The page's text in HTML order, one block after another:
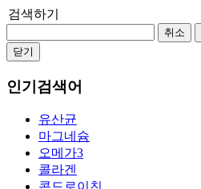
검색하기
취소
닫기
인기검색어
유산균
마그네슘
오메가3
콜라겐